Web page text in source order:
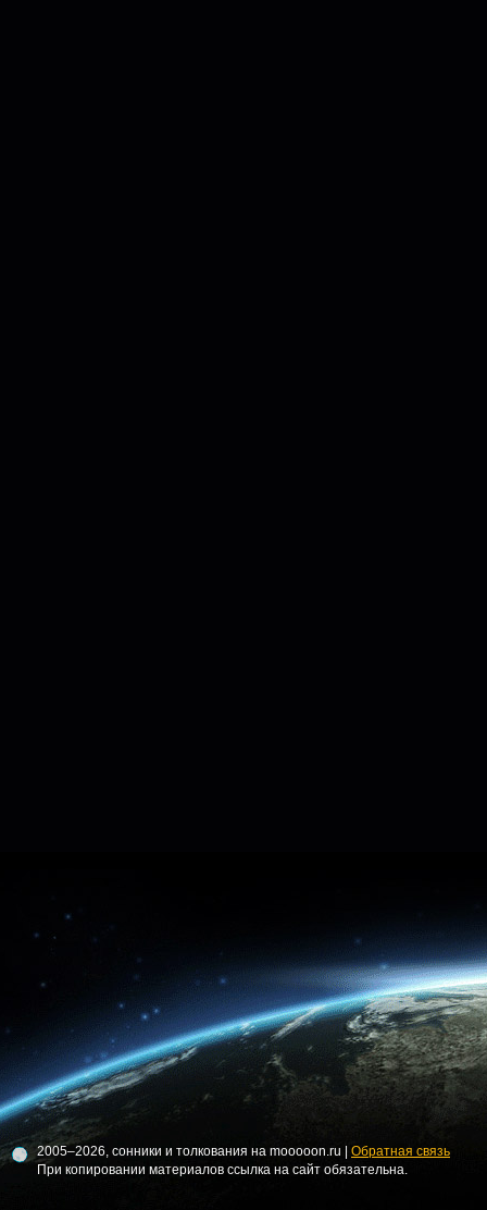
2005–2026, сонники и толкования на mooooon.ru | Обратная связь
При копировании материалов ссылка на сайт обязательна.